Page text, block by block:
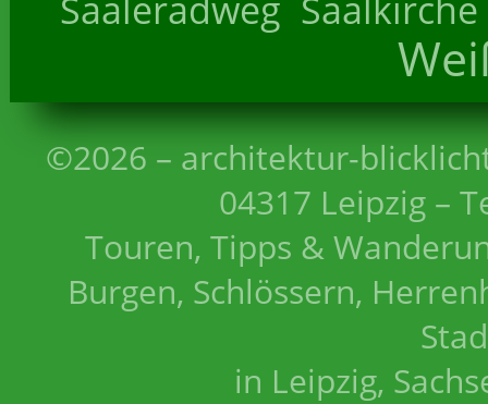
©2026 – architektur-
04317 Leipzig –
Touren, Tipps &
Burgen, Schlössern,
in Leipzig,